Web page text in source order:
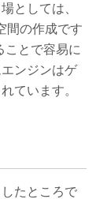
としては、
間の作成です
ことで容易に
ンジンはゲ
ています。
たところで